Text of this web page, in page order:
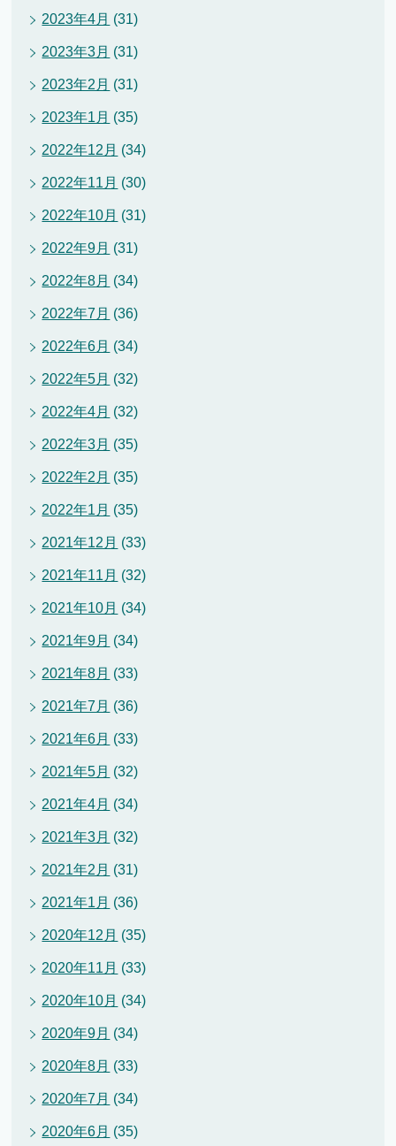
2023年4月 (31)
2023年3月 (31)
2023年2月 (31)
2023年1月 (35)
2022年12月 (34)
2022年11月 (30)
2022年10月 (31)
2022年9月 (31)
2022年8月 (34)
2022年7月 (36)
2022年6月 (34)
2022年5月 (32)
2022年4月 (32)
2022年3月 (35)
2022年2月 (35)
2022年1月 (35)
2021年12月 (33)
2021年11月 (32)
2021年10月 (34)
2021年9月 (34)
2021年8月 (33)
2021年7月 (36)
2021年6月 (33)
2021年5月 (32)
2021年4月 (34)
2021年3月 (32)
2021年2月 (31)
2021年1月 (36)
2020年12月 (35)
2020年11月 (33)
2020年10月 (34)
2020年9月 (34)
2020年8月 (33)
2020年7月 (34)
2020年6月 (35)